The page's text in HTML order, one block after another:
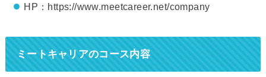
HP：https://www.meetcareer.net/company
ミートキャリアのコース内容